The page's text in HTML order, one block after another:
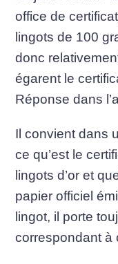
office de
lingots de 100
donc
égarent le
Réponse dans
Il convient dans
ce qu’est le
lingots d’or et
papier officiel
lingot, il porte
correspondant à